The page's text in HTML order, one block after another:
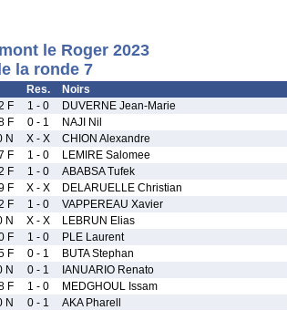
le Roger 2023
la ronde 7
Res. Noirs
F 1 - 0 DUVERNE Jean-Marie
F 0 - 1 NAJI Nil
N X - X CHION Alexandre
F 1 - 0 LEMIRE Salomee
F 1 - 0 ABABSA Tufek
F X - X DELARUELLE Christian
F 1 - 0 VAPPEREAU Xavier
N X - X LEBRUN Elias
F 1 - 0 PLE Laurent
F 0 - 1 BUTA Stephan
N 0 - 1 IANUARIO Renato
F 1 - 0 MEDGHOUL Issam
N 0 - 1 AKA Pharell